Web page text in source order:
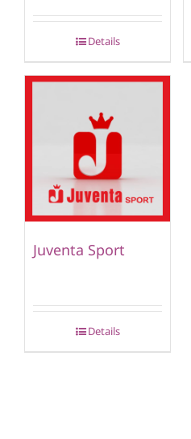
Details
Juventa Sport
Details